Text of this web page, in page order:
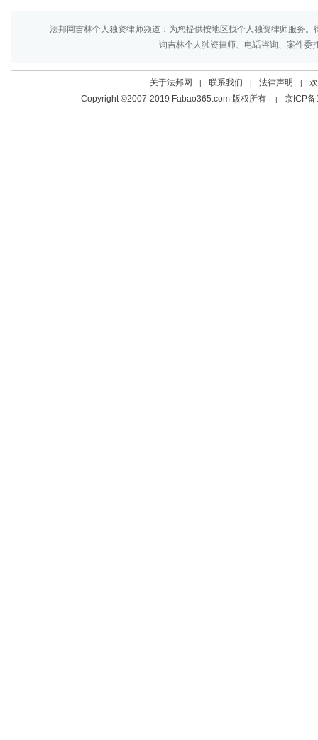
法邦网吉林个人独资律师频道：为您提供按地区找个人独资律师服务
询吉林个人独资律师、电话咨询、案件
关于法邦网 | 联系我们 | 法律声明 |
Copyright ©2007-2019 Fabao365.com 版权所有
| 京ICP